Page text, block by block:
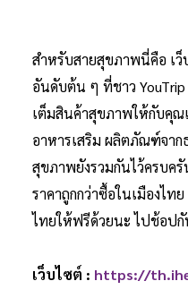
สำหรับสายสุขภาพนี่คือ เ
อันดับต้น ๆ ที่ชาว YouTrip
เต็มสินค้าสุขภาพให้กับคุ
อาหารเสริม ผลิตภัณฑ์จา
สุขภาพยังรวมกันไว้ครบครั
ราคาถูกกว่าซื้อในเมืองไ
ไทยให้ฟรีด้วยนะ ไปช้อปกั
เว็บไซต์ : https://